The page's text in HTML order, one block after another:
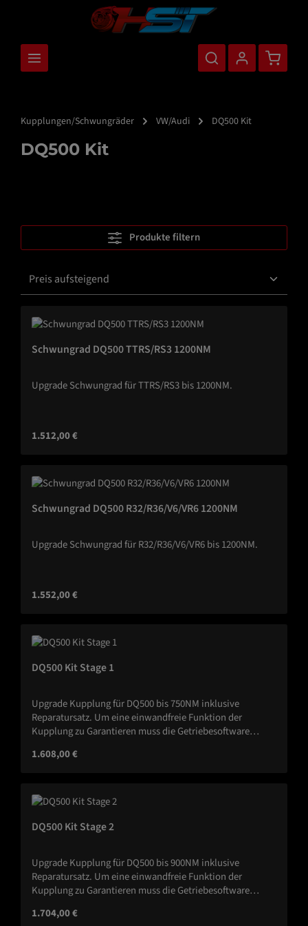
Kupplungen/Schwungräder VW/Audi DQ500 Kit
DQ500 Kit
Produkte filtern
Schwungrad DQ500 TTRS/RS3 1200NM
Upgrade Schwungrad für TTRS/RS3 bis 1200NM.
Regulärer Preis:
1.512,00 €
Schwungrad DQ500 R32/R36/V6/VR6 1200NM
Upgrade Schwungrad für R32/R36/V6/VR6 bis 1200NM.
Regulärer Preis:
1.552,00 €
DQ500 Kit Stage 1
Upgrade Kupplung für DQ500 bis 750NM inklusive
Reparatursatz. Um eine einwandfreie Funktion der
Kupplung zu Garantieren muss die Getriebesoftware
Regulärer Preis:
1.608,00 €
DQ500 Kit Stage 2
Upgrade Kupplung für DQ500 bis 900NM inklusive
Reparatursatz. Um eine einwandfreie Funktion der
Kupplung zu Garantieren muss die Getriebesoftware
Regulärer Preis:
1.704,00 €